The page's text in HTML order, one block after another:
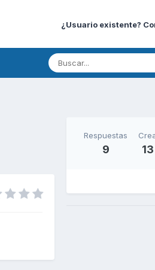
¿Usuario existente?
Respuestas
9